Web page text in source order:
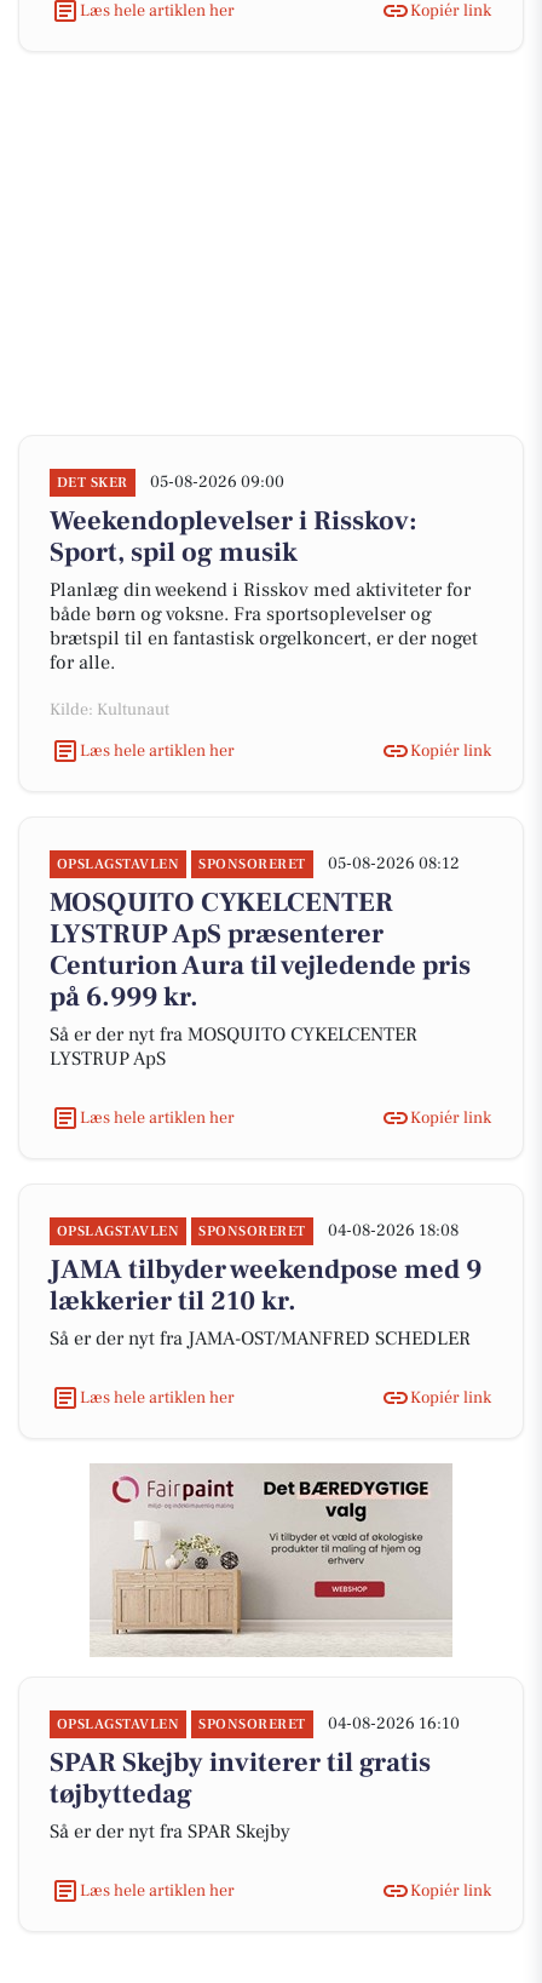
Læs hele artiklen her Kopiér link
DET SKER 05-08-2026 09:00
Weekendoplevelser i Risskov:
Sport, spil og musik
Planlæg din weekend i Risskov med aktiviteter for
både børn og voksne. Fra sportsoplevelser og
brætspil til en fantastisk orgelkoncert, er der noget
for alle.
Kilde: Kultunaut
Læs hele artiklen her
Kopiér link
OPSLAGSTAVLEN SPONSORERET 05-08-2026 08:12
MOSQUITO CYKELCENTER
LYSTRUP ApS præsenterer
Centurion Aura til vejledende pris
på 6.999 kr.
Så er der nyt fra MOSQUITO CYKELCENTER
LYSTRUP ApS
Læs hele artiklen her Kopiér link
OPSLAGSTAVLEN SPONSORERET 04-08-2026 18:08
JAMA tilbyder weekendpose med 9
lækkerier til 210 kr.
Så er der nyt fra JAMA-OST/MANFRED SCHEDLER
Læs hele artiklen her Kopiér link
OPSLAGSTAVLEN SPONSORERET 04-08-2026 16:10
SPAR Skejby inviterer til gratis
tøjbyttedag
Så er der nyt fra SPAR Skejby
Læs hele artiklen her Kopiér link